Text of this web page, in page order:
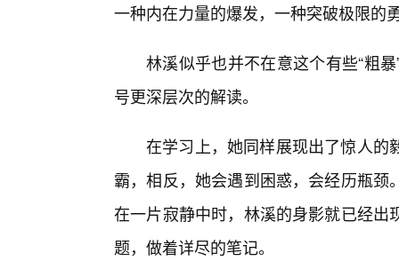
一种内在力量的爆发，一种突破极限的
林溪似乎也并不在意这个有些“粗
号更深层次的解读。
在学习上，她同样展现出了惊人的
霸，相反，她会遇到困惑，会经历瓶
在一片寂静中时，林溪的身影就已经
题，做着详尽的笔记。